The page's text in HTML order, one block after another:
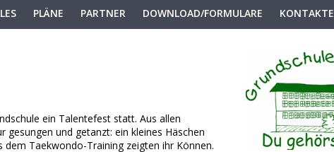
PLÄNE PARTNER DOWNLOAD/FORMULARE KONTAKTE
ein Talentefest statt. Aus allen
gesungen und getanzt: ein kleines Häschen
Taekwondo-Training zeigten ihr Können.